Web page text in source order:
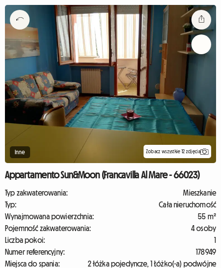
Inne Zobacz wszystkie 12 zdjęcia
Appartamento Sun&Moon (Francavilla Al Mare - 66023)
Typ zakwaterowania:
Mieszkanie
Typ:
Cała nieruchomość
Wynajmowana powierzchnia:
55 m²
Pojemność zakwaterowania:
4 osoby
Liczba pokoi:
1
Numer referencyjny:
178949
Miejsca do spania:
2 łóżka pojedyncze, 1 Łóżko(-a) podwójne